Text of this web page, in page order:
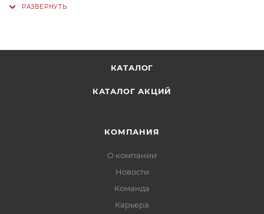
КАТАЛОГ
КАТАЛОГ АКЦИЙ
КОМПАНИЯ
О компании
Новости
Команда
Карьера